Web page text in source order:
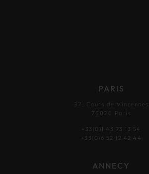
PARIS
37, Cours de Vincennes
75020 Paris
+33(0)1 43 73 13 54
+33(0)6 52 12 42 44
ANNECY